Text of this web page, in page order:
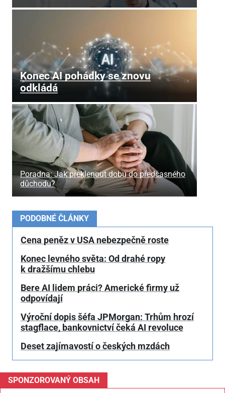
Konec AI pohádky se znovu
odkládá
Poradna: Jak překlenout dobu do předčasného
důchodu?
PODOBNÉ ČLÁNKY
Cena peněz v USA nebezpečně roste
Konec levného světa: Od drahé ropy
k dražšímu chlebu
Bere AI lidem práci? Americké firmy už
odpovídají
Výroční dopis šéfa JPMorgan: Trhům hrozí
stagflace, bankovnictví čeká AI revoluce
Deset zajímavostí o českých mzdách
SPONZOROVANÝ OBSAH